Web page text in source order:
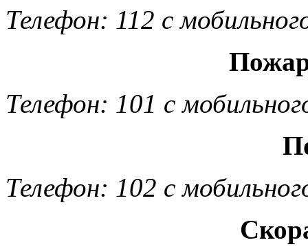
Телефон: 112 с
Телефон: 101 с
Телефон: 102 с